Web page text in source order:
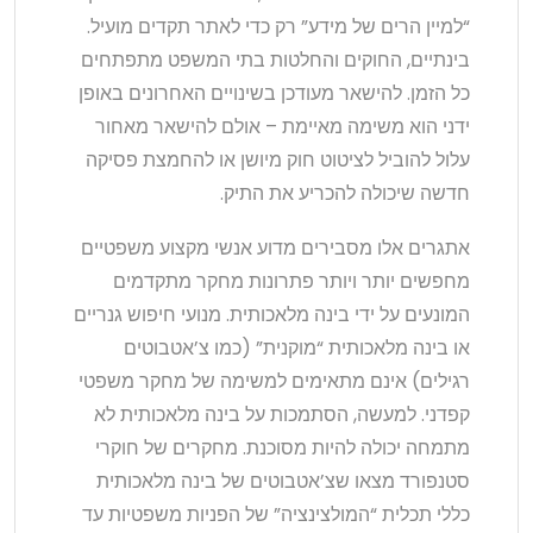
“למיין הרים של מידע” רק כדי לאתר תקדים מועיל.
בינתיים, החוקים והחלטות בתי המשפט מתפתחים
כל הזמן. להישאר מעודכן בשינויים האחרונים באופן
ידני הוא משימה מאיימת – אולם להישאר מאחור
עלול להוביל לציטוט חוק מיושן או להחמצת פסיקה
חדשה שיכולה להכריע את התיק.
אתגרים אלו מסבירים מדוע אנשי מקצוע משפטיים
מחפשים יותר ויותר פתרונות מחקר מתקדמים
המונעים על ידי בינה מלאכותית. מנועי חיפוש גנריים
או בינה מלאכותית “מוקנית” (כמו צ’אטבוטים
רגילים) אינם מתאימים למשימה של מחקר משפטי
קפדני. למעשה, הסתמכות על בינה מלאכותית לא
מתמחה יכולה להיות מסוכנת. מחקרים של חוקרי
סטנפורד מצאו שצ’אטבוטים של בינה מלאכותית
כללי תכלית “המולצינציה” של הפניות משפטיות עד